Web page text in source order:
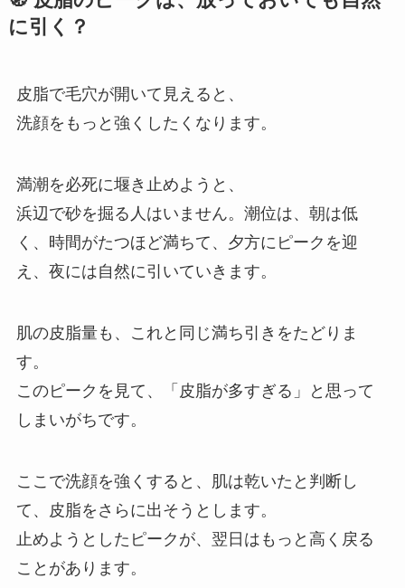
に引く？
皮脂で毛穴が開いて見えると、
洗顔をもっと強くしたくなります。
満潮を必死に堰き止めようと、
浜辺で砂を掘る人はいません。潮位は、朝は低
く、時間がたつほど満ちて、夕方にピークを迎
え、夜には自然に引いていきます。
肌の皮脂量も、これと同じ満ち引きをたどりま
す。
このピークを見て、「皮脂が多すぎる」と思って
しまいがちです。
ここで洗顔を強くすると、肌は乾いたと判断し
て、皮脂をさらに出そうとします。
止めようとしたピークが、翌日はもっと高く戻る
ことがあります。